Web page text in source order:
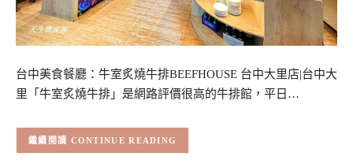
台中美食餐廳：牛室炙燒牛排BEEFHOUSE 台中大里店|台中大
里「牛室炙燒牛排」是網路評價很高的牛排館，平日…
CONTINUE READING